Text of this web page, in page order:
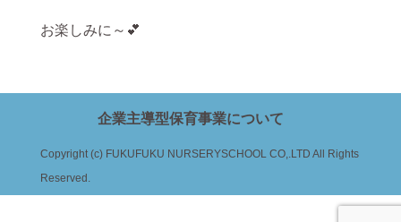
お楽しみに～💕
企業主導型保育事業について
Copyright (c) FUKUFUKU NURSERYSCHOOL CO,.LTD All Rights
Reserved.